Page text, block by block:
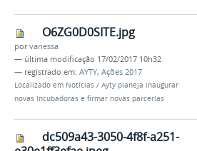
O6ZG0D0SITE.jpg
porvanessa
— última modificação 17/02/2017 10h32
— registrado em: AYTY, Ações 2017
Localizado em Notícias / Ayty planeja inaugurar
novas incubadoras e firmar novas parcerias
dc509a43-3050-4f8f-a251-